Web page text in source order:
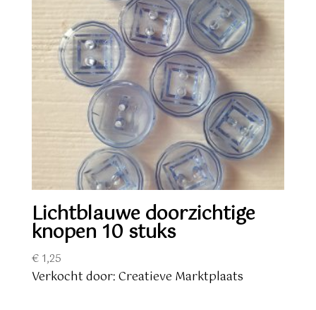
Lichtblauwe doorzichtige
knopen 10 stuks
€1,25
Verkocht door: Creatieve Marktplaats